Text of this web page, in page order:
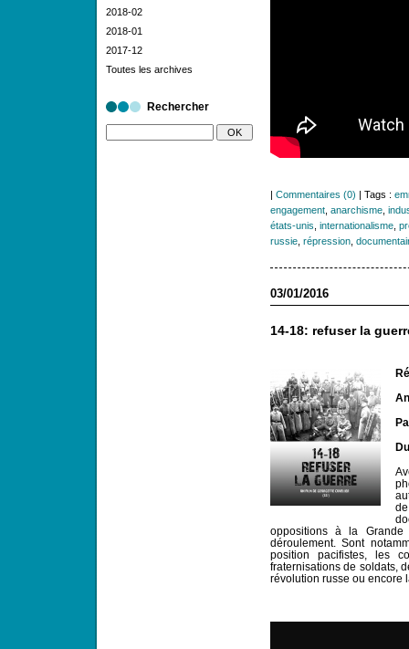
2018-02
2018-01
2017-12
Toutes les archives
Rechercher
| Commentaires (0) | Tags :
engagement, anarchisme,
états-unis internationalisme,
russie, répression,
03/01/2016
14-18: refuser la
oppositions à la
déroulement. Sont
position pacifistes, les
fraternisations de soldats,
révolution russe ou encore